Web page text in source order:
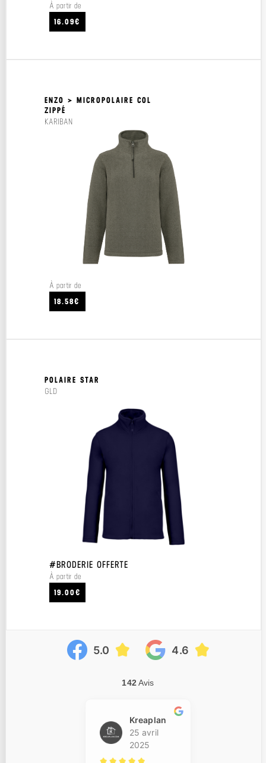
À partir de
16.09€
ENZO > MICROPOLAIRE COL
ZIPPÉ
KARIBAN
À partir de
18.58€
POLAIRE STAR
GLD
#BRODERIE OFFERTE
À partir de
19.00€